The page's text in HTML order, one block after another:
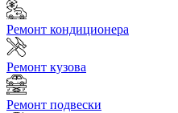
Ремонт кондиционера
Ремонт кузова
Ремонт подвески